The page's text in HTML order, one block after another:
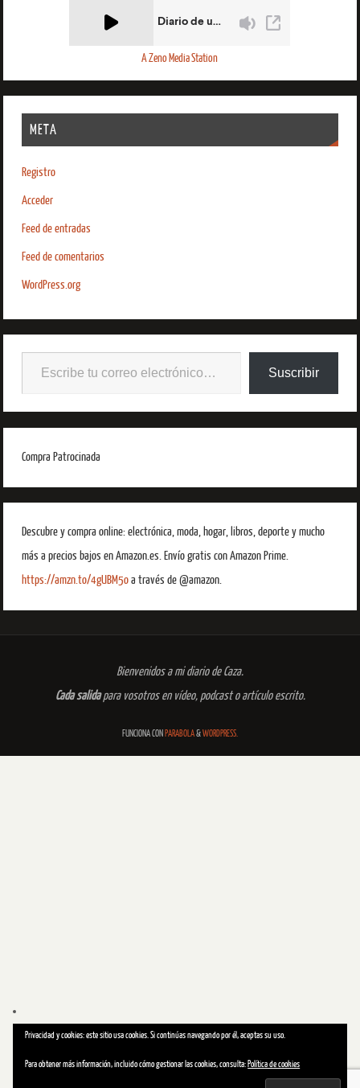
A Zeno Media Station
META
Registro
Acceder
Feed de entradas
Feed de comentarios
WordPress.org
Suscribir
Compra Patrocinada
Descubre y compra online: electrónica, moda, hogar, libros, deporte y mucho
más a precios bajos en Amazon.es. Envío gratis con Amazon Prime.
https://amzn.to/4gUBM5oa través de @amazon.
Bienvenidos a mi diario de Caza.
Cada salidapara vosotros en vídeo, podcast o artículo escrito.
FUNCIONA CON PARABOLA&WORDPRESS.
Privacidad y cookies: este sitio usa cookies. Si continúas navegando por él, aceptas su uso.
Para obtener más información, incluido cómo gestionar las cookies, consulta: Política de cookies